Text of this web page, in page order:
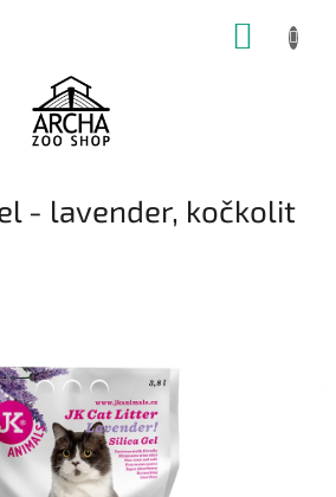
- lavender, kočkolit